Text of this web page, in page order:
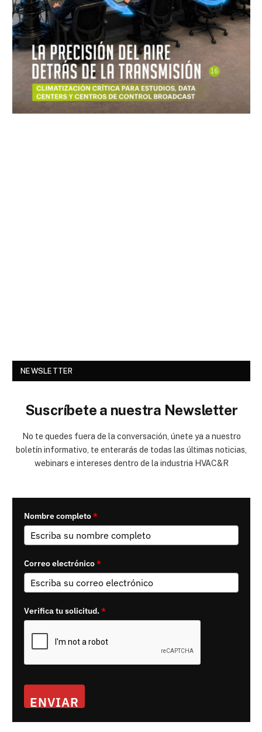
NEWSLETTER
Suscríbete a nuestra Newsletter
No te quedes fuera de la conversación, únete ya a nuestro
boletín informativo, te enterarás de todas las últimas noticias,
webinars e intereses dentro de la industria HVAC&R
Nombre completo*
Correo electrónico*
Verifica tu solicitud.*
ENVIAR